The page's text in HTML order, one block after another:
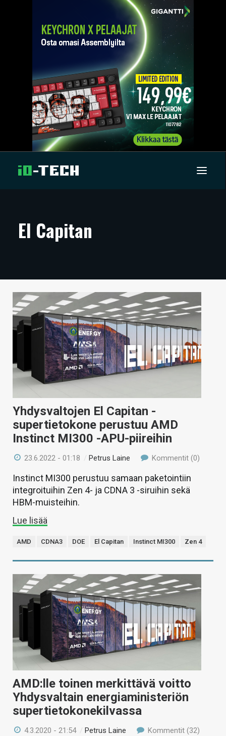
ARTIKKELIT
TECHBBS
TIETOA
HINTA.FI
VAIHDA TEEMA
HAKU
El Capitan
Yhdysvaltojen El Capitan -
supertietokone perustuu AMD
Instinct MI300 -APU-piireihin
23.6.2022 - 01:18 /Petrus Laine Kommentit (0)
Instinct MI300 perustuu samaan paketointiin
integroituihin Zen 4- ja CDNA 3 -siruihin sekä
HBM-muisteihin.
Lue lisää
AMD CDNA3 DOE El Capitan Instinct MI300 Zen 4
AMD:lle toinen merkittävä voitto
Yhdysvaltain energiaministeriön
supertietokonekilvassa
4.3.2020 - 21:54 / Petrus Laine Kommentit (32)